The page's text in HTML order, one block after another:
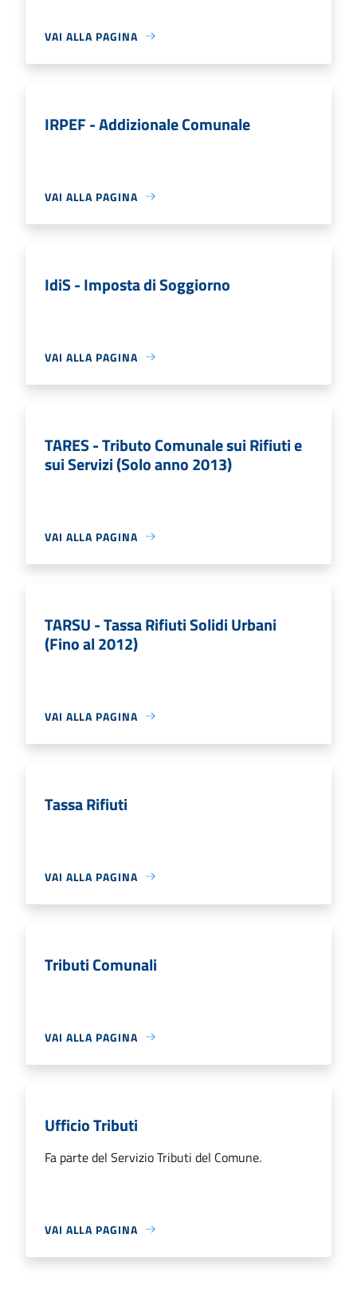
VAI ALLA PAGINA
IRPEF - Addizionale Comunale
VAI ALLA PAGINA
IdiS - Imposta di Soggiorno
VAI ALLA PAGINA
TARES - Tributo Comunale sui Rifiuti e
sui Servizi (Solo anno 2013)
VAI ALLA PAGINA
TARSU - Tassa Rifiuti Solidi Urbani
(Fino al 2012)
VAI ALLA PAGINA
Tassa Rifiuti
VAI ALLA PAGINA
Tributi Comunali
VAI ALLA PAGINA
Ufficio Tributi
Fa parte del Servizio Tributi del Comune.
VAI ALLA PAGINA